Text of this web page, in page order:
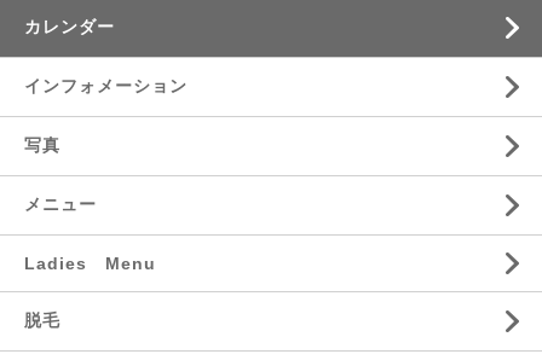
カレンダー
インフォメーション
写真
メニュー
Ladies Menu
脱毛